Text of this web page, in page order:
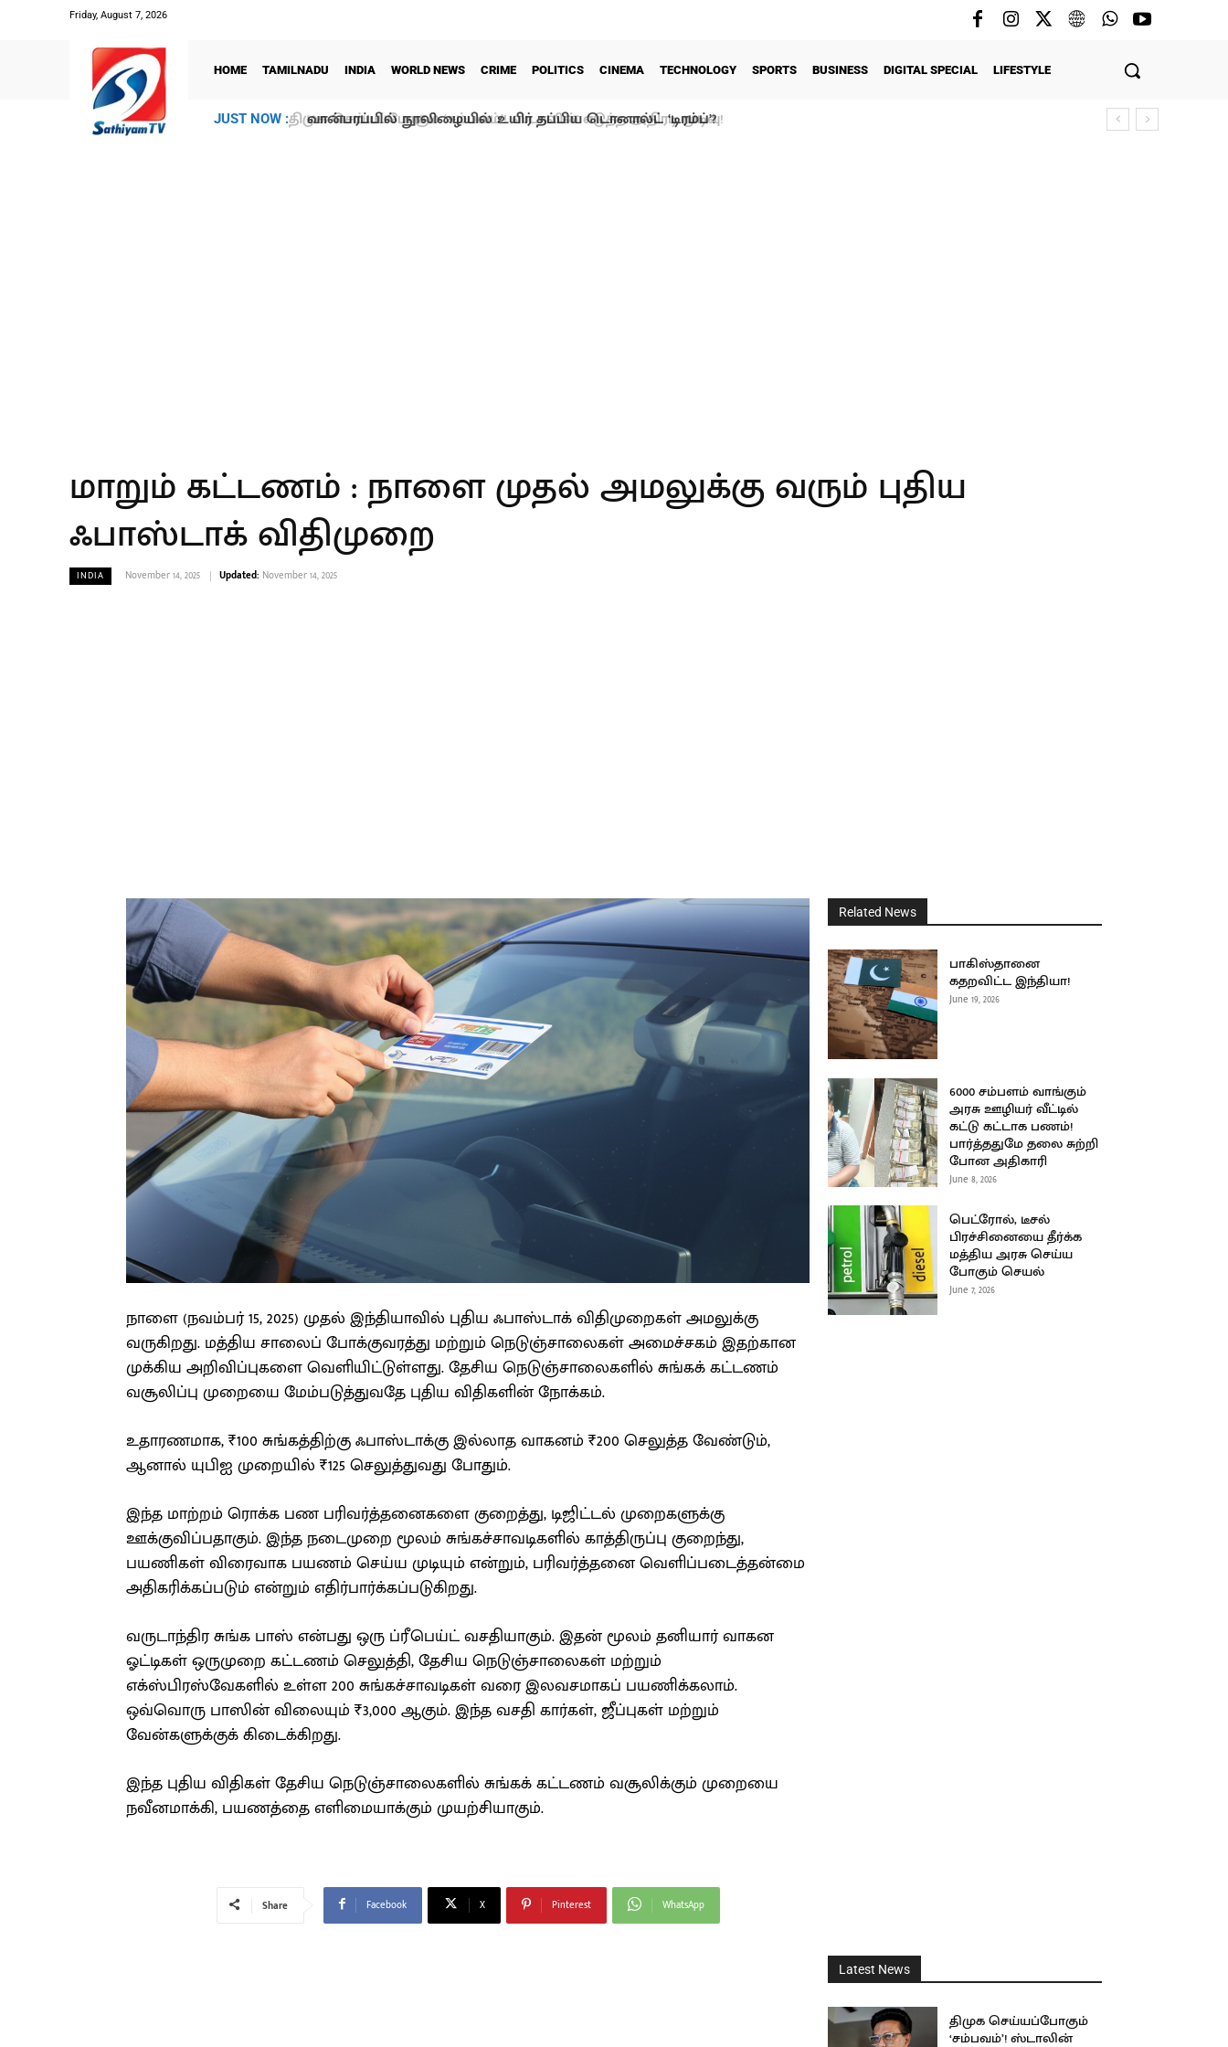
Friday, August 7, 2026
HOME TAMILNADU INDIA WORLD NEWS CRIME POLITICS CINEMA TECHNOLOGY SPORTS BUSINESS DIGITAL SPECIAL LIFESTYLE
JUST NOW : வான்பரப்பில் நூலிழையில் உயிர் தப்பிய டொனால்ட் ‘டிரம்ப்’?
மாறும் கட்டணம் : நாளை முதல் அமலுக்கு வரும் புதிய
ஃபாஸ்டாக் விதிமுறை
INDIA November 14, 2025 Updated: November 14, 2025
நாளை (நவம்பர் 15, 2025) முதல் இந்தியாவில் புதிய ஃபாஸ்டாக் விதிமுறைகள் அமலுக்கு
வருகிறது. மத்திய சாலைப் போக்குவரத்து மற்றும் நெடுஞ்சாலைகள் அமைச்சகம் இதற்கான
முக்கிய அறிவிப்புகளை வெளியிட்டுள்ளது. தேசிய நெடுஞ்சாலைகளில் சுங்கக் கட்டணம்
வசூலிப்பு முறையை மேம்படுத்துவதே புதிய விதிகளின் நோக்கம்.
உதாரணமாக, ₹100 சுங்கத்திற்கு ஃபாஸ்டாக்கு இல்லாத வாகனம் ₹200 செலுத்த வேண்டும்,
ஆனால் யுபிஐ முறையில் ₹125 செலுத்துவது போதும்.
இந்த மாற்றம் ரொக்க பண பரிவர்த்தனைகளை குறைத்து, டிஜிட்டல் முறைகளுக்கு
ஊக்குவிப்பதாகும். இந்த நடைமுறை மூலம் சுங்கச்சாவடிகளில் காத்திருப்பு குறைந்து,
பயணிகள் விரைவாக பயணம் செய்ய முடியும் என்றும், பரிவர்த்தனை வெளிப்படைத்தன்மை
அதிகரிக்கப்படும் என்றும் எதிர்பார்க்கப்படுகிறது.
வருடாந்திர சுங்க பாஸ் என்பது ஒரு ப்ரீபெய்ட் வசதியாகும். இதன் மூலம் தனியார் வாகன
ஓட்டிகள் ஒருமுறை கட்டணம் செலுத்தி, தேசிய நெடுஞ்சாலைகள் மற்றும்
எக்ஸ்பிரஸ்வேகளில் உள்ள 200 சுங்கச்சாவடிகள் வரை இலவசமாகப் பயணிக்கலாம்.
ஒவ்வொரு பாஸின் விலையும் ₹3,000 ஆகும். இந்த வசதி கார்கள், ஜீப்புகள் மற்றும்
வேன்களுக்குக் கிடைக்கிறது.
இந்த புதிய விதிகள் தேசிய நெடுஞ்சாலைகளில் சுங்கக் கட்டணம் வசூலிக்கும் முறையை
நவீனமாக்கி, பயணத்தை எளிமையாக்கும் முயற்சியாகும்.
Share Facebook X Pinterest WhatsApp
Related News
பாகிஸ்தானை
கதறவிட்ட இந்தியா!
June 19, 2026
6000 சம்பளம் வாங்கும்
அரசு ஊழியர் வீட்டில்
கட்டு கட்டாக பணம்!
பார்த்ததுமே தலை சுற்றி
போன அதிகாரி
June 8, 2026
பெட்ரோல், டீசல்
பிரச்சினையை தீர்க்க
மத்திய அரசு செய்ய
போகும் செயல்
June 7, 2026
Latest News
திமுக செய்யப்போகும்
‘சம்பவம்’! ஸ்டாலின்